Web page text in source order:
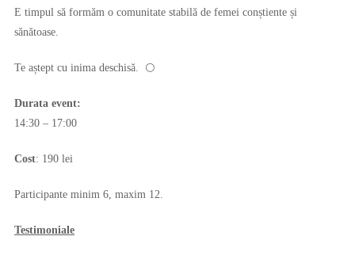
E timpul să formăm o comunitate stabilă de femei conștiente și
sănătoase.
Te aștept cu inima deschisă. 🌕
Durata event:
14:30 – 17:00
Cost: 190 lei
Participante minim 6, maxim 12.
Testimoniale